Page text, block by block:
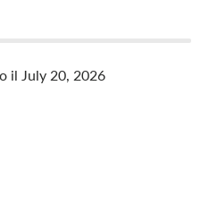
il July 20, 2026